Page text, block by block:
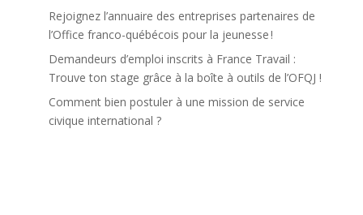
Rejoignez l’annuaire des entreprises partenaires de
l’Office franco-québécois pour la jeunesse !
Demandeurs d’emploi inscrits à France Travail :
Trouve ton stage grâce à la boîte à outils de l’OFQJ !
Comment bien postuler à une mission de service
civique international ?